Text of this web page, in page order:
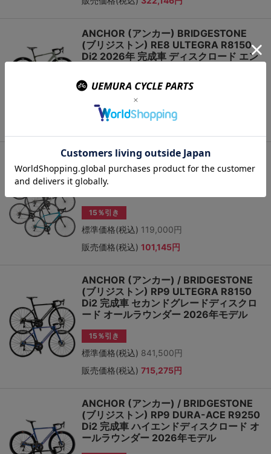
ANCHOR (アンカー) BRIDGESTONE
(ブリジストン) RE8 ULTEGRA R8150
Di2 2026年 完成車 ディスクロード エン
15％引き
標準価格(税込)
販売価格(税込)
794,750円
ANCHOR (アンカー) BRIDGESTONE
(ブリジストン) RL3 DROP CLARIS
R2000 完成車 アルミ ロードバイク
15％引き
標準価格(税込) 119,000円
販売価格(税込) 101,145円
ANCHOR (アンカー) / BRIDGESTONE
(ブリジストン) RP9 ULTEGRA R8150
Di2 完成車 セカンドグレードディスクロ
ード オールラウンダー 2026年モデル
15％引き
標準価格(税込) 841,500円
販売価格(税込) 715,275円
ANCHOR (アンカー) / BRIDGESTONE
(ブリジストン) RP9 DURA-ACE R9250
Di2 完成車 ハイエンドディスクロード オ
ールラウンダー 2026年モデル